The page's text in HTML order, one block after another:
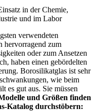
in der Chemie,
und im Labor
verwendeten
hervorragend zum
oder zum Ansetzen
haben einen gebördelten
Borosilikatglas ist sehr
wie beim
es gut aus. Sie müssen
und Größen finden
Katalog durchstöbern: